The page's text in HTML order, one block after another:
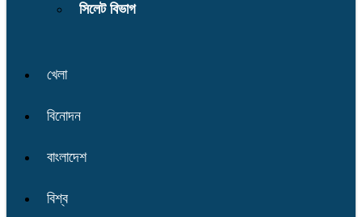
সিলেট বিভাগ
খেলা
বিনোদন
বাংলাদেশ
বিশ্ব